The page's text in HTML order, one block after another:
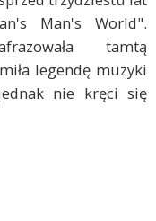
Man's World".
tamtą
legendę muzyki
nie kręci się